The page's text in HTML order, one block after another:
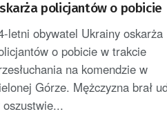
policjantów o pobicie
letni obywatel Ukrainy oskarża
o pobicie w trakcie
na komendzie w
Górze. Mężczyzna brał
oszustwie...